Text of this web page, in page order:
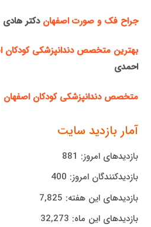
جراح فک و صورت اصفهان دکتر
بهترین متخصص دندانپزشکی کودکان
احمدی
متخصص دندانپزشکی کودکان اصفهان
آمار بازدید سایت
بازدیدهای امروز: 881
بازدیدکنندگان امروز: 400
بازدیدهای این هفته: 7,825
بازدیدهای این ماه: 32,273